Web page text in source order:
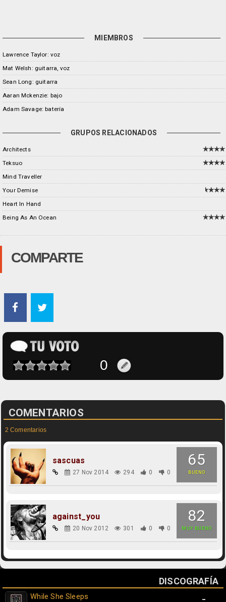
MIEMBROS
Lawrence Taylor: voz
Mat Welsh: guitarra, voz
Sean Long: guitarra
Aaran Mckenzie: bajo
Adam Savage: batería
GRUPOS RELACIONADOS
Architects
Teksuo
Mind Traveller
Your Demise
Heart In Hand
Being As An Ocean
COMPARTE
COMENTARIOS
2 Comentarios
65
BUENO
sascuas
27 Nov 2014 294 0 0
82
MUY BUENO
against_you
20 Nov 2012 301 0 0
DISCOGRAFÍA
-
While She Sleeps